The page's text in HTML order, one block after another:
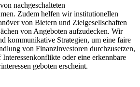
nachgeschalteten
Zudem helfen wir institutionellen
von Bietern und Zielgesellschaften
von Angeboten aufzudecken. Wir
kommunikative Strategien, um eine faire
von Finanzinvestoren durchzusetzen,
oder eine erkennbare
geboten erscheint.